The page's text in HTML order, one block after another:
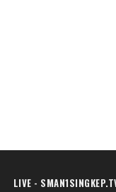
LIVE -